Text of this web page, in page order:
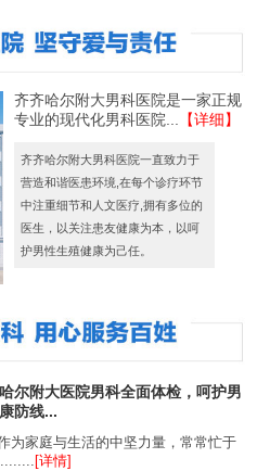
齐齐哈尔附大男科医院是一家正规
专业的现代化男科医院...
【详细】
齐齐哈尔附大男科医院一直致力于
营造和谐医患环境,在每个诊疗环节
中注重细节和人文医疗,拥有多位的
医生，以关注患友健康为本，以呵
护男性生殖健康为己任。
尔附大医院男科全面体检，呵护男
防线...
为家庭与生活的中坚力量，常常忙于
[详情]